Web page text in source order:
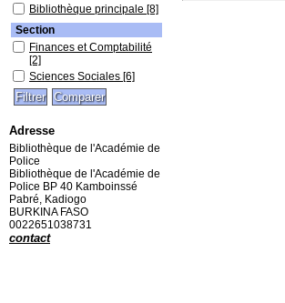
Bibliothèque principale [8]
Section
Finances et Comptabilité
[2]
Sciences Sociales [6]
Adresse
Bibliothèque de l'Académie de
Police
Bibliothèque de l'Académie de
Police BP 40 Kamboinssé
Pabré, Kadiogo
BURKINA FASO
0022651038731
contact